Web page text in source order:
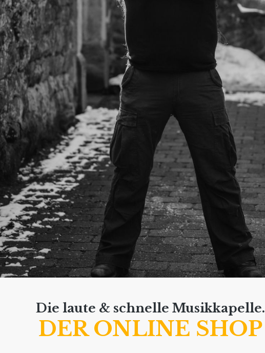
Die laute & schnelle Musikkapelle.
DER ONLINE SHOP